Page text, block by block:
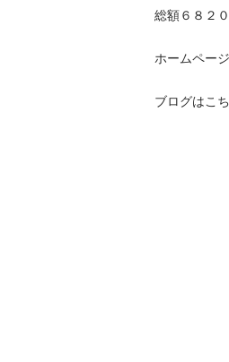
総額６８２
ホームペー
ブログはこ